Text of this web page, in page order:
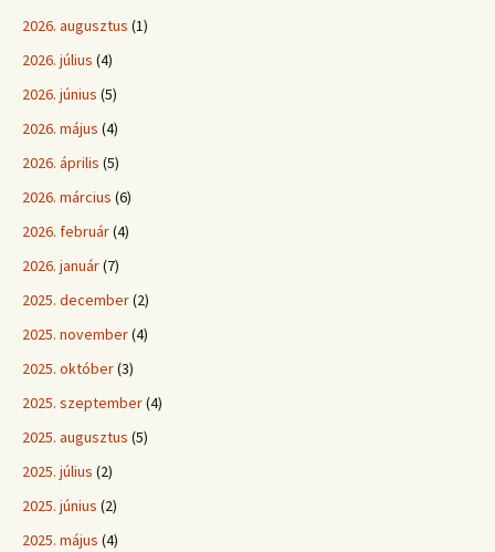
2026. augusztus (1)
2026. július (4)
2026. június (5)
2026. május (4)
2026. április (5)
2026. március (6)
2026. február(4)
2026. január(7)
2025. december(2)
2025. november(4)
2025. október(3)
2025. szeptember(4)
2025. augusztus (5)
2025. július (2)
2025. június (2)
2025. május (4)